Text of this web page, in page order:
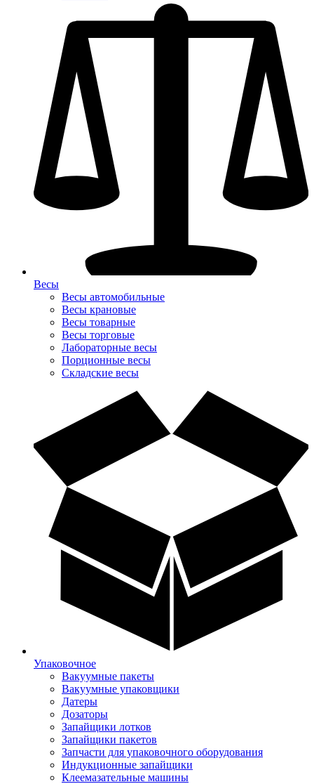
Весы
Весы автомобильные
Весы крановые
Весы товарные
Весы торговые
Лабораторные весы
Порционные весы
Складские весы
Упаковочное
Вакуумные пакеты
Вакуумные упаковщики
Датеры
Дозаторы
Запайщики лотков
Запайщики пакетов
Запчасти для упаковочного оборудования
Индукционные запайщики
Клеемазательные машины